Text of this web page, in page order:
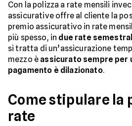
Con la polizza a rate mensili
assicurative offre al cliente la
premio assicurativo in rate
più spesso, in due rate
si tratta di un’assicurazione
mezzo è assicurato sempre per
pagamento è dilazionato.
Come stipulare la
rate